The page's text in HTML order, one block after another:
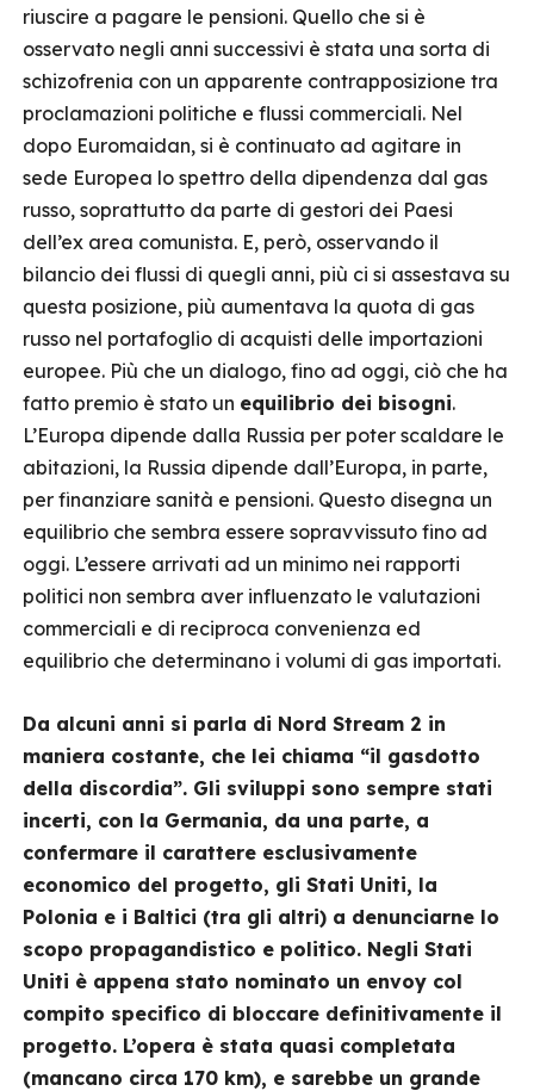
riuscire a pagare le pensioni. Quello che si è
osservato negli anni successivi è stata una sorta di
schizofrenia con un apparente contrapposizione tra
proclamazioni politiche e flussi commerciali. Nel
dopo Euromaidan, si è continuato ad agitare in
sede Europea lo spettro della dipendenza dal gas
russo, soprattutto da parte di gestori dei Paesi
dell’ex area comunista. E, però, osservando il
bilancio dei flussi di quegli anni, più ci si assestava su
questa posizione, più aumentava la quota di gas
russo nel portafoglio di acquisti delle importazioni
europee. Più che un dialogo, fino ad oggi, ciò che ha
fatto premio è stato un equilibrio dei bisogni.
L’Europa dipende dalla Russia per poter scaldare le
abitazioni, la Russia dipende dall’Europa, in parte,
per finanziare sanità e pensioni. Questo disegna un
equilibrio che sembra essere sopravvissuto fino ad
oggi. L’essere arrivati ad un minimo nei rapporti
politici non sembra aver influenzato le valutazioni
commerciali e di reciproca convenienza ed
equilibrio che determinano i volumi di gas importati.
Da alcuni anni si parla di Nord Stream 2 in
maniera costante, che lei chiama “il gasdotto
della discordia”. Gli sviluppi sono sempre stati
incerti, con la Germania, da una parte, a
confermare il carattere esclusivamente
economico del progetto, gli Stati Uniti, la
Polonia e i Baltici (tra gli altri) a denunciarne lo
scopo propagandistico e politico. Negli Stati
Uniti è appena stato nominato un envoy col
compito specifico di bloccare definitivamente il
progetto. L’opera è stata quasi completata
(mancano circa 170 km), e sarebbe un grande